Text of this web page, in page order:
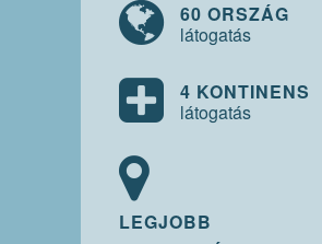
60 ORSZÁG
látogatás
4 KONTINENS
látogatás
LEGJOBB